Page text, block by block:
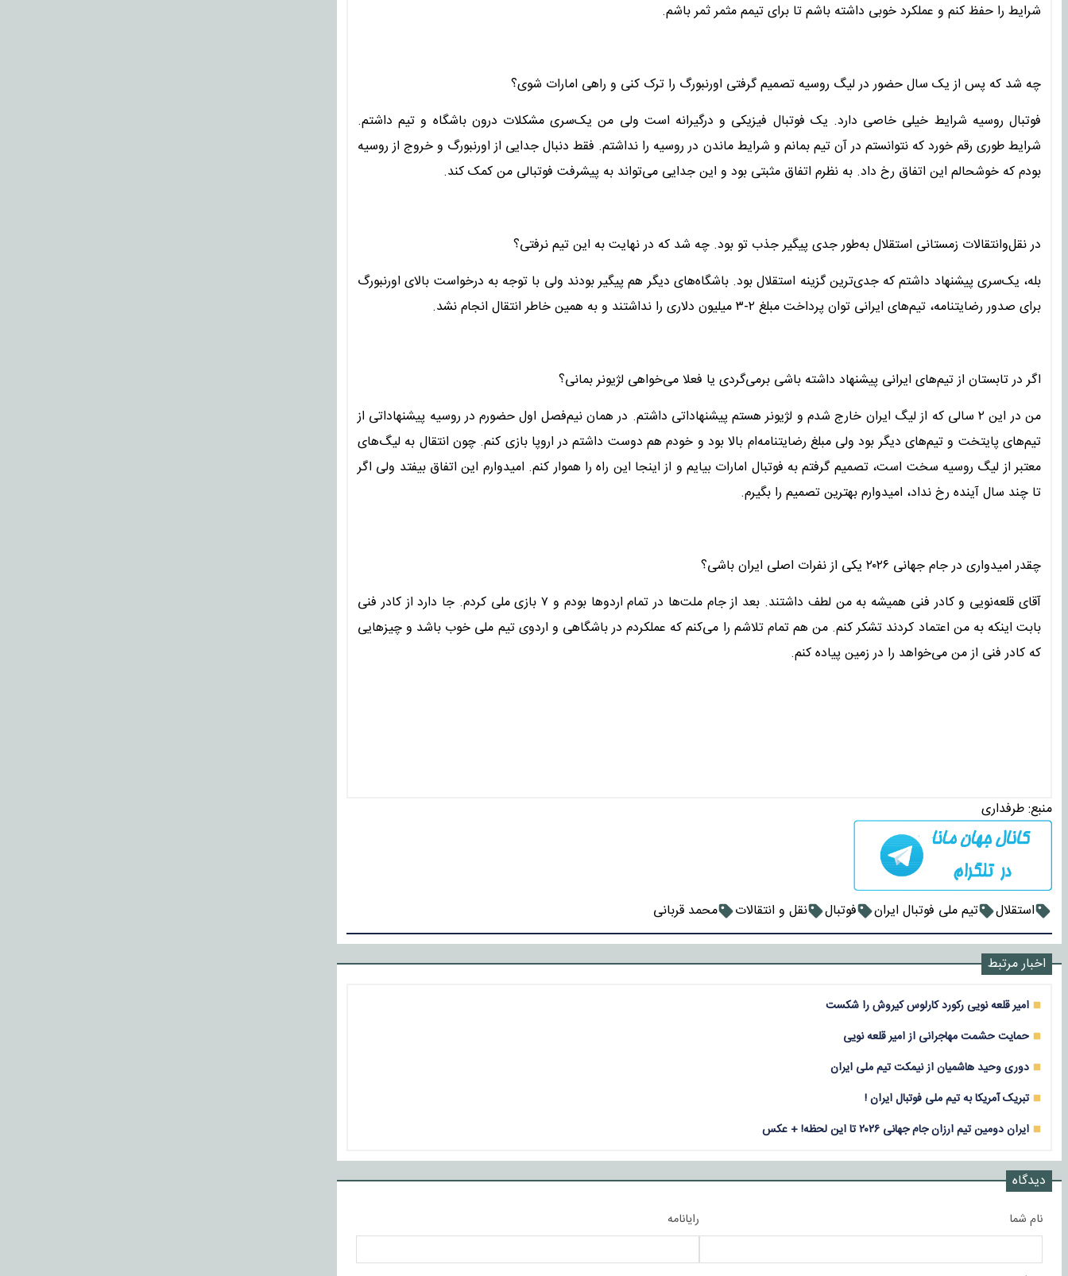
شرایط را حفظ کنم و عملکرد خوبی داشته باشم تا برای تیمم مثمر ثمر باشم.
چه شد که پس از یک سال حضور در لیگ روسیه تصمیم گرفتی اورنبورگ را ترک کنی و راهی امارات شوی؟
فوتبال روسیه شرایط خیلی خاصی دارد. یک فوتبال فیزیکی و درگیرانه است ولی من یک‌سری مشکلات درون باشگاه و تیم داشتم.
شرایط طوری رقم خورد که نتوانستم در آن تیم بمانم و شرایط ماندن در روسیه را نداشتم. فقط دنبال جدایی از اورنبورگ و خروج از روسیه
بودم که خوشحالم این اتفاق رخ داد. به نظرم اتفاق مثبتی بود و این جدایی می‌تواند به پیشرفت فوتبالی من کمک کند.
در نقل‌وانتقالات زمستانی استقلال به‌طور جدی پیگیر جذب تو بود. چه شد که در نهایت به این تیم نرفتی؟
بله، یک‌سری پیشنهاد داشتم که جدی‌ترین گزینه استقلال بود. باشگاه‌های دیگر هم پیگیر بودند ولی با توجه به درخواست بالای اورنبورگ
برای صدور رضایتنامه، تیم‌های ایرانی توان پرداخت مبلغ ۲-۳ میلیون دلاری را نداشتند و به همین خاطر انتقال انجام نشد.
اگر در تابستان از تیم‌های ایرانی پیشنهاد داشته باشی برمی‌گردی یا فعلا می‌خواهی لژیونر بمانی؟
من در این ۲ سالی که از لیگ ایران خارج شدم و لژیونر هستم پیشنهاداتی داشتم. در همان نیم‌فصل اول حضورم در روسیه پیشنهاداتی از
تیم‌های پایتخت و تیم‌های دیگر بود ولی مبلغ رضایتنامه‌ام بالا بود و خودم هم دوست داشتم در اروپا بازی کنم. چون انتقال به لیگ‌های
معتبر از لیگ روسیه سخت است، تصمیم گرفتم به فوتبال امارات بیایم و از اینجا این راه را هموار کنم. امیدوارم این اتفاق بیفتد ولی اگر
تا چند سال آینده رخ نداد، امیدوارم بهترین تصمیم را بگیرم.
چقدر امیدواری در جام جهانی ۲۰۲۶ یکی از نفرات اصلی ایران باشی؟
آقای قلعه‌نویی و کادر فنی همیشه به من لطف داشتند. بعد از جام ملت‌ها در تمام اردوها بودم و ۷ بازی ملی کردم. جا دارد از کادر فنی
بابت اینکه به من اعتماد کردند تشکر کنم. من هم تمام تلاشم را می‌کنم که عملکردم در باشگاهی و اردوی تیم ملی خوب باشد و چیزهایی
که کادر فنی از من می‌خواهد را در زمین پیاده کنم.
منبع:طرفداری
استقلال تیم ملی فوتبال ایران فوتبال نقل و انتقالات محمد قربانی
اخبار مرتبط
امیر قلعه نویی رکورد کارلوس کیروش را شکست
حمایت حشمت مهاجرانی از امیر قلعه نویی
دوری وحید هاشمیان از نیمکت تیم ملی ایران
تبریک آمریکا به تیم ملی فوتبال ایران !
ایران دومین تیم ارزان جام جهانی ۲۰۲۶ تا این لحظه! + عکس
دیدگاه
نام شما رایانامه